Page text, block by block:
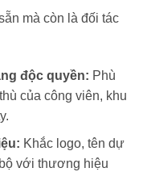
mà còn là đối tác
độc quyền: Phù
của công viên, khu
Khắc logo, tên dự
với thương hiệu